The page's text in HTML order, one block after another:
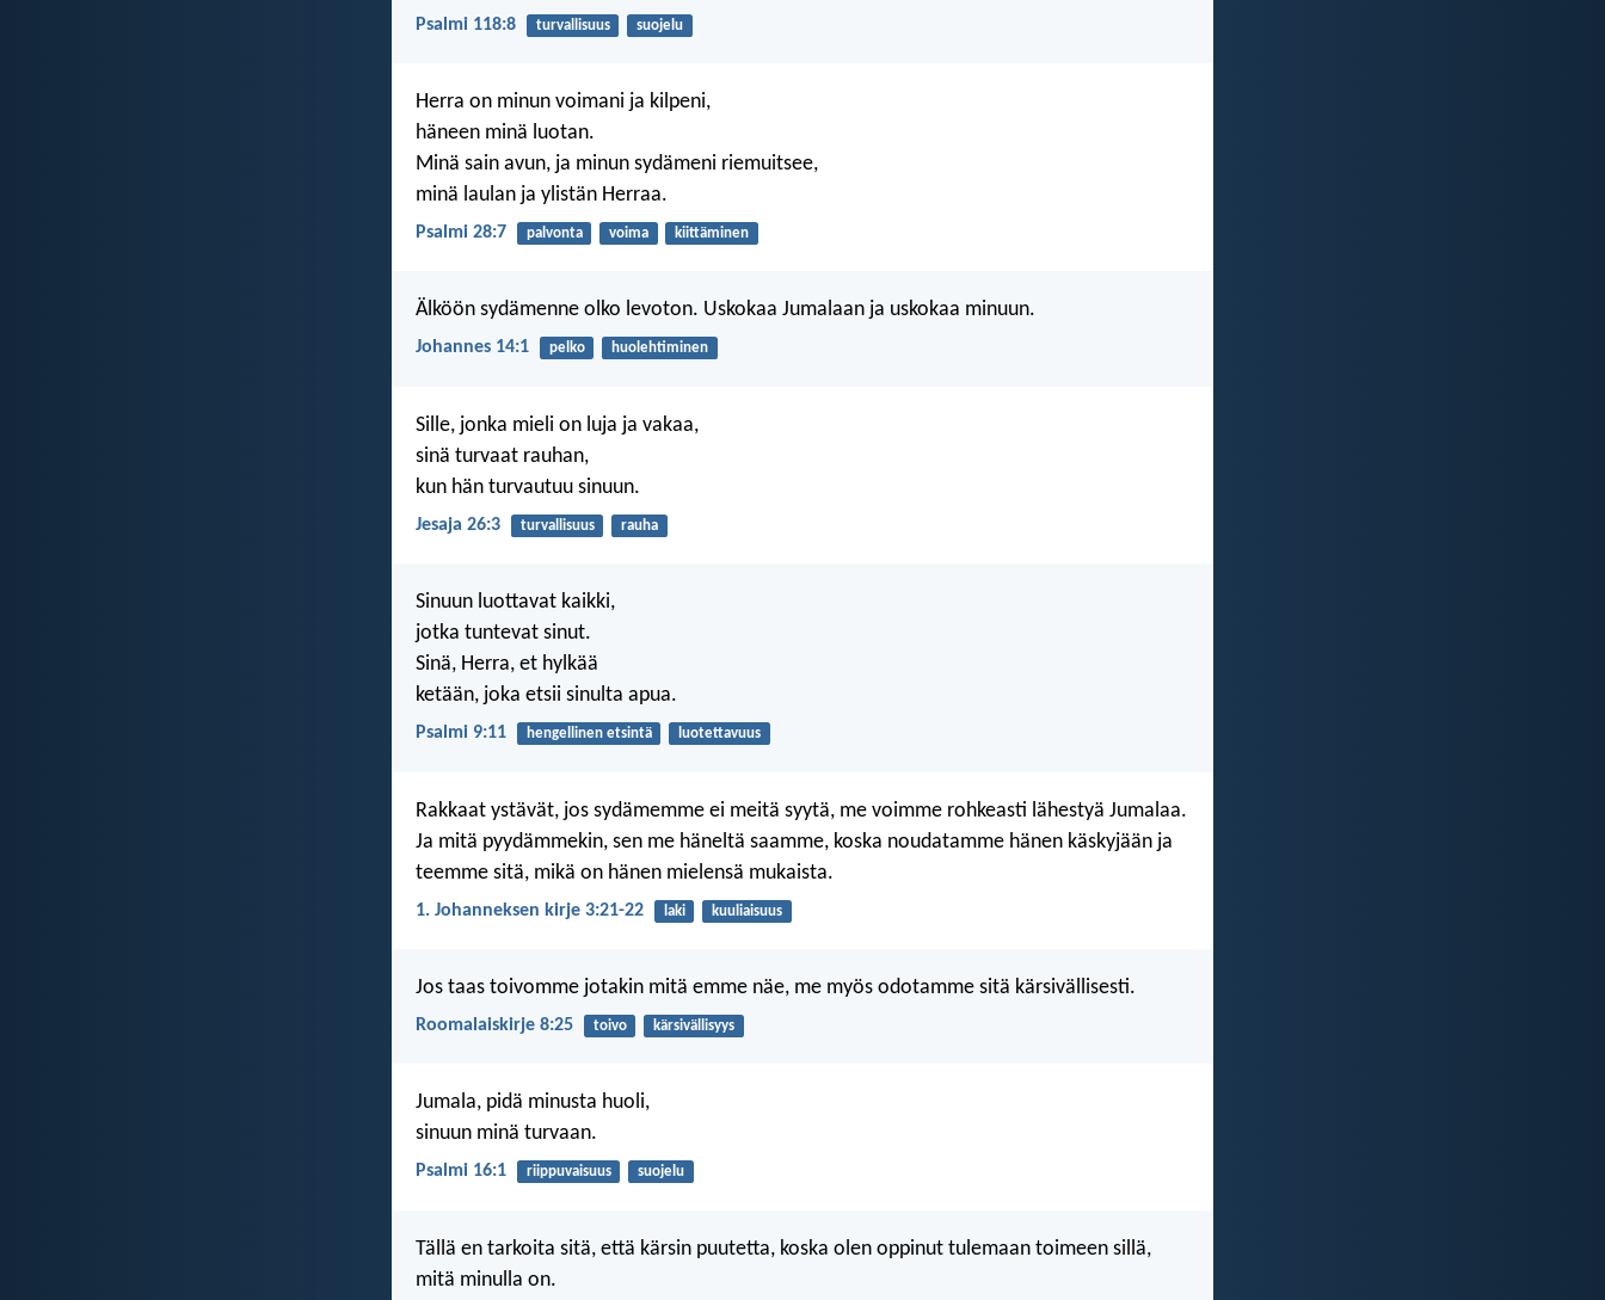
Psalmi 118:8 turvallisuus suojelu
Herra on minun voimani ja kilpeni,
häneen minä luotan.
Minä sain avun, ja minun sydämeni riemuitsee,
minä laulan ja ylistän Herraa.
Psalmi 28:7 palvonta voima kiittäminen
Älköön sydämenne olko levoton. Uskokaa Jumalaan ja uskokaa minuun.
Johannes 14:1 pelko huolehtiminen
Sille, jonka mieli on luja ja vakaa,
sinä turvaat rauhan,
kun hän turvautuu sinuun.
Jesaja 26:3 turvallisuus rauha
Sinuun luottavat kaikki,
jotka tuntevat sinut.
Sinä, Herra, et hylkää
ketään, joka etsii sinulta apua.
Psalmi 9:11 hengellinen etsintä luotettavuus
Rakkaat ystävät, jos sydämemme ei meitä syytä, me voimme rohkeasti lähestyä Jumalaa.
Ja mitä pyydämmekin, sen me häneltä saamme, koska noudatamme hänen käskyjään ja
teemme sitä, mikä on hänen mielensä mukaista.
1. Johanneksen kirje 3:21-22 laki kuuliaisuus
Jos taas toivomme jotakin mitä emme näe, me myös odotamme sitä kärsivällisesti.
Roomalaiskirje 8:25 toivo kärsivällisyys
Jumala, pidä minusta huoli,
sinuun minä turvaan.
Psalmi 16:1 riippuvaisuus suojelu
Tällä en tarkoita sitä, että kärsin puutetta, koska olen oppinut tulemaan toimeen sillä,
mitä minulla on.